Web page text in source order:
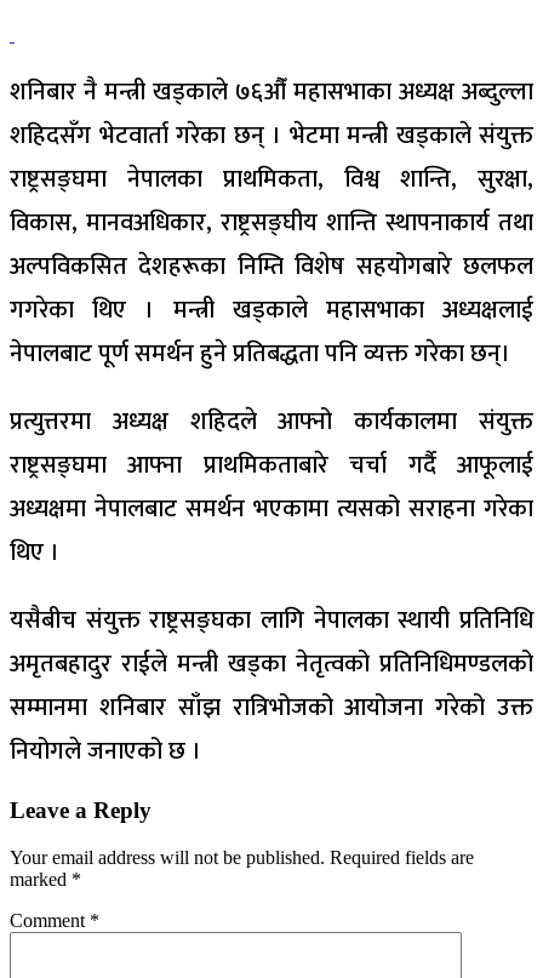
शनिबार नै मन्त्री खड्काले ७६औँ महासभाका अध्यक्ष अब्दुल्ला
शहिदसँग भेटवार्ता गरेका छन् । भेटमा मन्त्री खड्काले संयुक्त
राष्ट्रसङ्घमा नेपालका प्राथमिकता, विश्व शान्ति, सुरक्षा,
विकास, मानवअधिकार, राष्ट्रसङ्घीय शान्ति स्थापनाकार्य तथा
अल्पविकसित देशहरूका निम्ति विशेष सहयोगबारे छलफल
गगरेका थिए । मन्त्री खड्काले महासभाका अध्यक्षलाई
नेपालबाट पूर्ण समर्थन हुने प्रतिबद्धता पनि व्यक्त गरेका छन्।
प्रत्युत्तरमा अध्यक्ष शहिदले आफ्नो कार्यकालमा संयुक्त
राष्ट्रसङ्घमा आफ्ना प्राथमिकताबारे चर्चा गर्दै आफूलाई
अध्यक्षमा नेपालबाट समर्थन भएकामा त्यसको सराहना गरेका
थिए ।
यसैबीच संयुक्त राष्ट्रसङ्घका लागि नेपालका स्थायी प्रतिनिधि
अमृतबहादुर राईले मन्त्री खड्का नेतृत्वको प्रतिनिधिमण्डलको
सम्मानमा शनिबार साँझ रात्रिभोजको आयोजना गरेको उक्त
नियोगले जनाएको छ ।
Leave a Reply
Your email address will not be published. Required fields are
marked *
Comment *